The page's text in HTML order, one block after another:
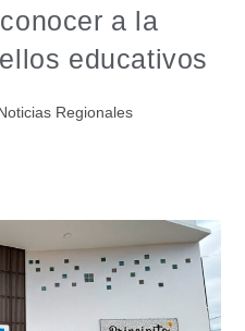
a la
educativos
Regionales